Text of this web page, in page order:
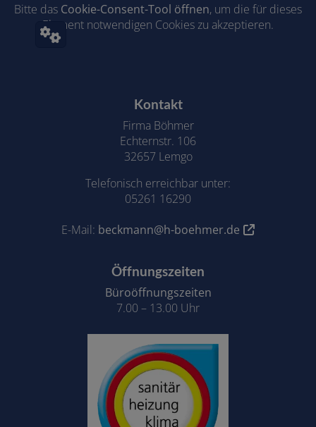
Bitte das Cookie-Consent-Tool öffnen, um die für dieses
Element notwendigen Cookies zu akzeptieren.
Footer - Kontaktdaten und Öffnungszeiten
Kontakt
Firma Böhmer
Echternstr. 106
32657 Lemgo
Telefonisch erreichbar unter:
05261 16290
E-Mail: beckmann@h-boehmer.de
Öffnungszeiten
Büroöffnungszeiten
7.00 – 13.00 Uhr